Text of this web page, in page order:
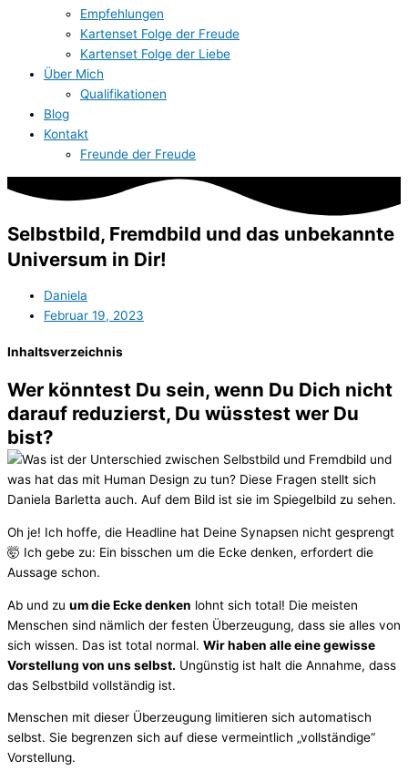
Empfehlungen
Kartenset Folge der Freude
Kartenset Folge der Liebe
Über Mich
Qualifikationen
Blog
Kontakt
Freunde der Freude
Selbstbild, Fremdbild und das unbekannte
Universum in Dir!
Daniela
Februar 19, 2023
Inhaltsverzeichnis
Wer könntest Du sein, wenn Du Dich nicht
darauf reduzierst, Du wüsstest wer Du
bist?
Oh je! Ich hoffe, die Headline hat Deine Synapsen nicht gesprengt
🤯 Ich gebe zu: Ein bisschen um die Ecke denken, erfordert die
Aussage schon.
Ab und zu um die Ecke denken lohnt sich total! Die meisten
Menschen sind nämlich der festen Überzeugung, dass sie alles von
sich wissen. Das ist total normal. Wir haben alle eine gewisse
Vorstellung von uns selbst. Ungünstig ist halt die Annahme, dass
das Selbstbild vollständig ist.
Menschen mit dieser Überzeugung limitieren sich automatisch
selbst. Sie begrenzen sich auf diese vermeintlich „vollständige“
Vorstellung.